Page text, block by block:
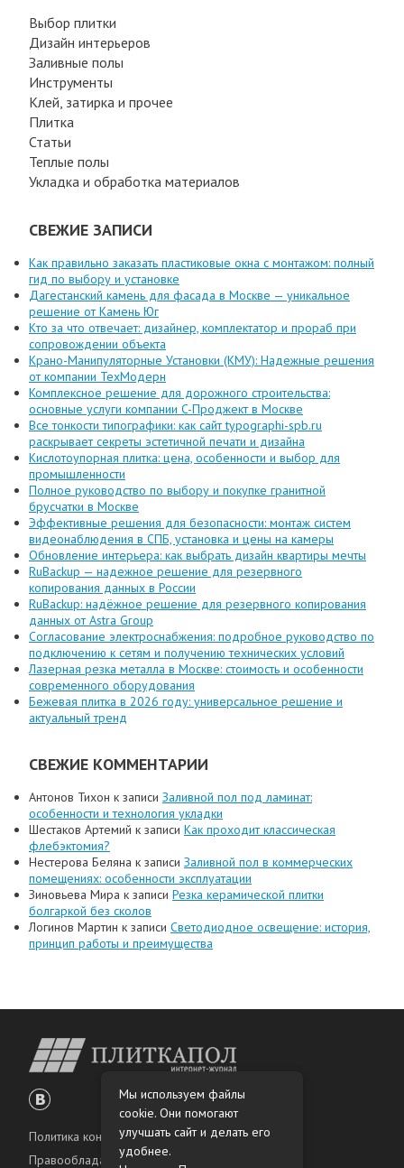
Выбор плитки
Дизайн интерьеров
Заливные полы
Инструменты
Клей, затирка и прочее
Плитка
Статьи
Теплые полы
Укладка и обработка материалов
СВЕЖИЕ ЗАПИСИ
Как правильно заказать пластиковые окна с монтажом: полный
гид по выбору и установке
Дагестанский камень для фасада в Москве — уникальное
решение от Камень Юг
Кто за что отвечает: дизайнер, комплектатор и прораб при
сопровождении объекта
Крано-Манипуляторные Установки (КМУ): Надежные решения
от компании ТехМодерн
Комплексное решение для дорожного строительства:
основные услуги компании C-Проджект в Москве
Все тонкости типографики: как сайт typographi-spb.ru
раскрывает секреты эстетичной печати и дизайна
Кислотоупорная плитка: цена, особенности и выбор для
промышленности
Полное руководство по выбору и покупке гранитной
брусчатки в Москве
Эффективные решения для безопасности: монтаж систем
видеонаблюдения в СПБ, установка и цены на камеры
Обновление интерьера: как выбрать дизайн квартиры мечты
RuBackup — надежное решение для резервного
копирования данных в России
RuBackup: надёжное решение для резервного копирования
данных от Astra Group
Согласование электроснабжения: подробное руководство по
подключению к сетям и получению технических условий
Лазерная резка металла в Москве: стоимость и особенности
современного оборудования
Бежевая плитка в 2026 году: универсальное решение и
актуальный тренд
СВЕЖИЕ КОММЕНТАРИИ
Антонов Тихон к записи Заливной пол под ламинат:
особенности и технология укладки
Шестаков Артемий к записи Как проходит классическая
флебэктомия?
Нестерова Беляна к записи Заливной пол в коммерческих
помещениях: особенности эксплуатации
Зиновьева Мира к записи Резка керамической плитки
болгаркой без сколов
Логинов Мартин к записи Светодиодное освещение: история,
принцип работы и преимущества
Политика конфиденциальности
Правообладателям
Мы используем файлы
cookie. Они помогают
улучшать сайт и делать его
удобнее.